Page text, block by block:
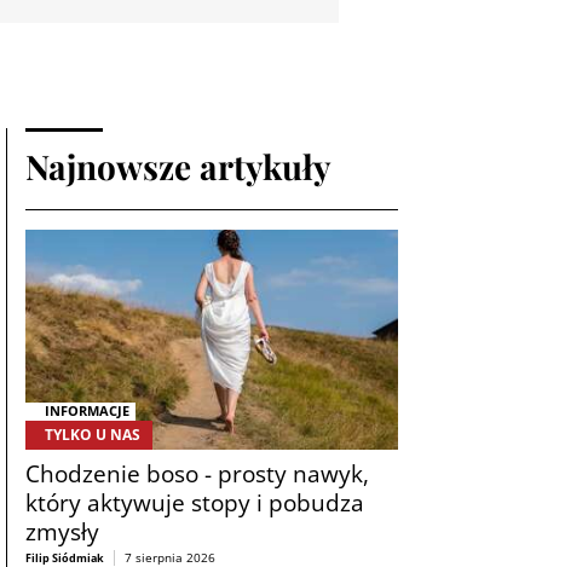
Najnowsze artykuły
INFORMACJE
TYLKO U NAS
Chodzenie boso - prosty nawyk,
który aktywuje stopy i pobudza
zmysły
Filip Siódmiak 7 sierpnia 2026